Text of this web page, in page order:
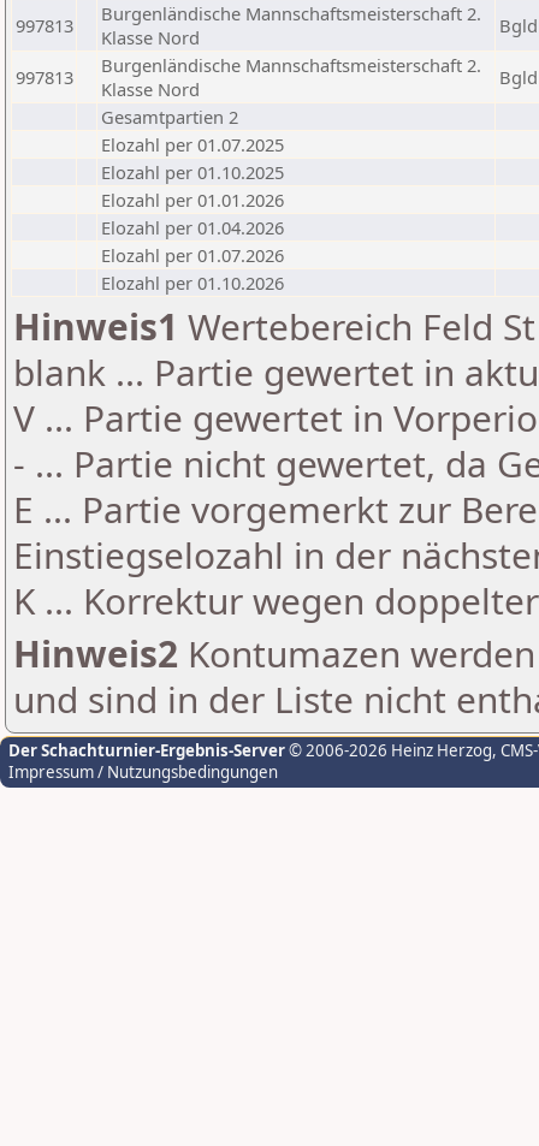
997813
Burgenländische Mannschaftsmeisterschaft 2.
Klasse Nord
Bgld
997813
Burgenländische Mannschaftsmeisterschaft 2.
Klasse Nord
Bgld
Gesamtpartien 2
Elozahl per 01.07.2025
Elozahl per 01.10.2025
Elozahl per 01.01.2026
Elozahl per 01.04.2026
Elozahl per 01.07.2026
Elozahl per 01.10.2026
Hinweis1 Wertebereich Feld
blank ... Partie gewertet in
V ... Partie gewertet in
- ... Partie nicht gewertet, da
E ... Partie vorgemerkt zur
Einstiegselozahl in der
K ... Korrektur wegen
Hinweis2 Kontumazen
und sind in der Liste nicht
Der Schachturnier-Ergebnis-Server© 2006-2026 Heinz Herzog,
Impressum / Nutzungsbedingungen